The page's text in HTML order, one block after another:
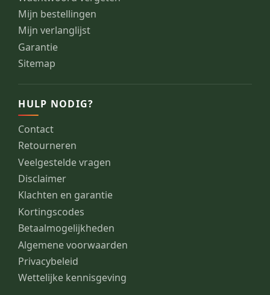
Mijn bestellingen
Mijn verlanglijst
Garantie
Sitemap
HULP NODIG?
Contact
Retourneren
Veelgestelde vragen
Disclaimer
Klachten en garantie
Kortingscodes
Betaalmogelijkheden
Algemene voorwaarden
Privacybeleid
Wettelijke kennisgeving